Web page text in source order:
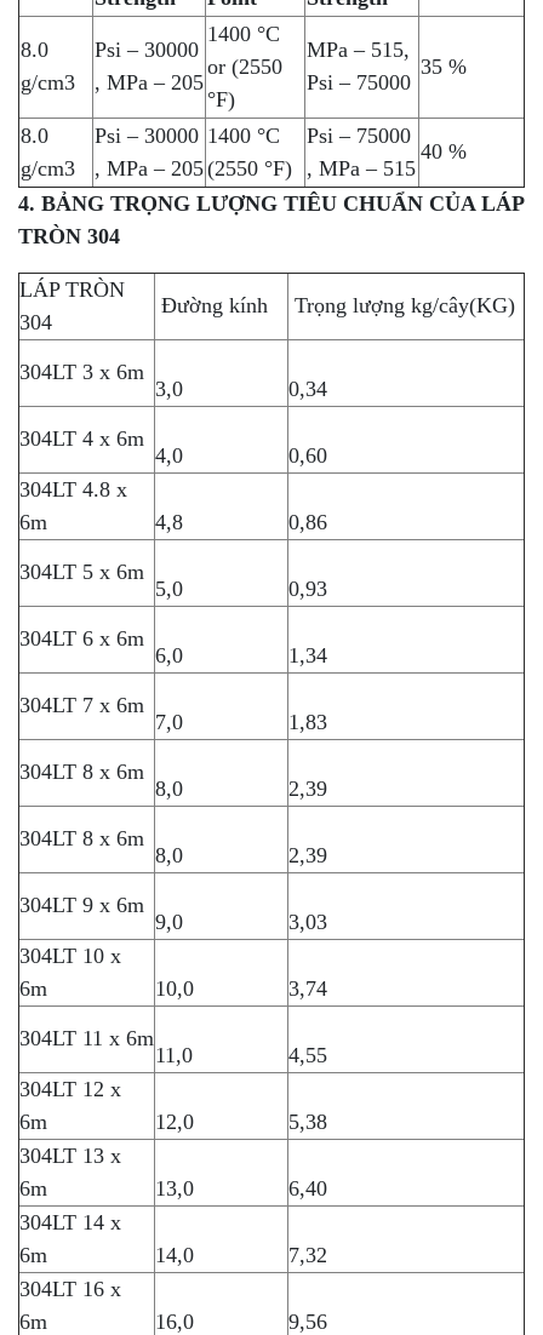
8.0
g/cm3
Psi – 30000
, MPa – 205
1400 °C
or (2550
°F)
MPa – 515,
Psi – 75000
35 %
8.0
g/cm3
Psi – 30000
, MPa – 205
1400 °C
(2550 °F)
Psi – 75000
, MPa – 515
40 %
4. BẢNG TRỌNG LƯỢNG TIÊU CHUẨN CỦA LÁP
TRÒN 304
LÁP TRÒN
304
Đường kính Trọng lượng kg/cây(KG)
304LT 3 x 6m
3,0 0,34
304LT 4 x 6m
4,0
0,60
304LT 4.8 x
6m
4,8 0,86
304LT 5 x 6m
5,0 0,93
304LT 6 x 6m
6,0 1,34
304LT 7 x 6m
7,0 1,83
304LT 8 x 6m
8,0 2,39
304LT 8 x 6m
8,0 2,39
304LT 9 x 6m
9,0
3,03
304LT 10 x
6m
10,0 3,74
304LT 11 x 6m
11,0
4,55
304LT 12 x
6m
12,0
5,38
304LT 13 x
6m
13,0
6,40
304LT 14 x
6m
14,0
7,32
304LT 16 x
6m
16,0
9,56